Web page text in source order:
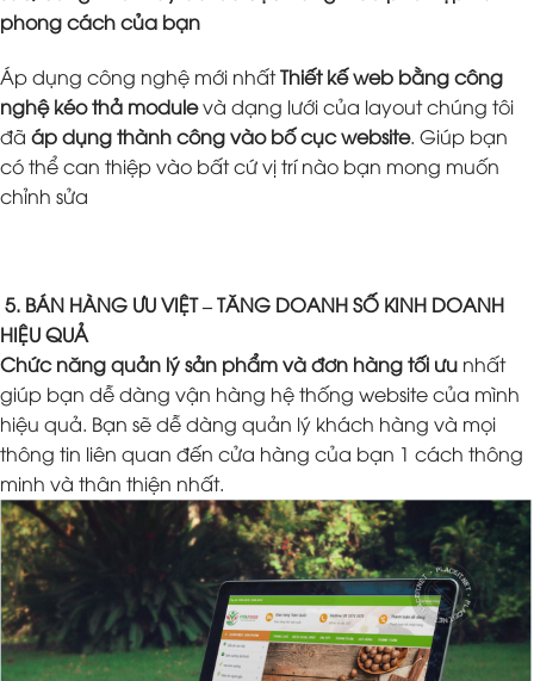
phong cách của bạn
Áp dụng công nghệ mới nhấtThiết kế web bằng công
nghệ kéo thả modulevà dạng lưới của layout chúng tôi
đã áp dụng thành công vào bố cục website. Giúp bạn
có thể can thiệp vào bất cứ vị trí nào bạn mong muốn
chỉnh sửa
5. BÁN HÀNG ƯU VIỆT – TĂNG DOANH SỐ KINH DOANH
HIỆU QUẢ
Chức năng quản lý sản phẩm và đơn hàng tối ưu nhất
giúp bạn dễ dàng vận hàng hệ thống website của mình
hiệu quả. Bạn sẽ dễ dàng quản lý khách hàng và mọi
thông tin liên quan đến cửa hàng của bạn 1 cách thông
minh và thân thiện nhất.